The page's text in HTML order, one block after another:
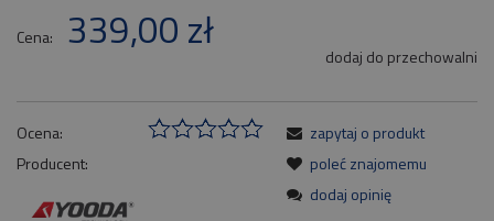
Cena: 339,00 zł dodaj do przechowalni
Ocena:
Producent:
zapytaj o produkt
poleć znajomemu
dodaj opinię